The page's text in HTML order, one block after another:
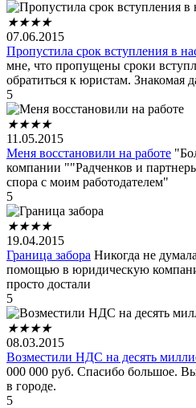
★★★★
07.06.2015
Пропустила срок вступления в
мне, что пропущены сроки
обратиться к юристам. Знакомая
5
★★★★
11.05.2015
Меня восстановили на работе
компании ""Радченков и
спора с моим работодателем"
5
★★★★
19.04.2015
Граница забора Никогда не
помощью в юридическую
просто достали
5
★★★★
08.03.2015
Возместили НДС на десять
000 000 руб. Спасибо большое.
в городе.
5